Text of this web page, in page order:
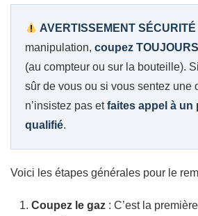
AVERTISSEMENT SÉCURITÉ
manipulation, coupez
(au compteur ou sur la bouteille).
sûr de vous ou si vous sentez une
n’insistez pas etfaites appel à un
qualifié.
Voici les étapes générales pour le
Coupez le gaz : C’est la